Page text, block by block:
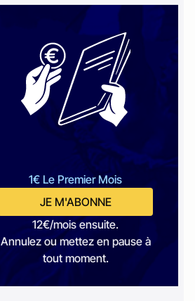
1€ Le Premier Mois
JE M'ABONNE
12€/mois ensuite.
Annulez ou mettez en pause à
tout moment.